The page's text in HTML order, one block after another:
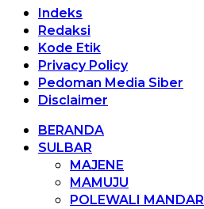
Indeks
Redaksi
Kode Etik
Privacy Policy
Pedoman Media Siber
Disclaimer
BERANDA
SULBAR
MAJENE
MAMUJU
POLEWALI MANDAR